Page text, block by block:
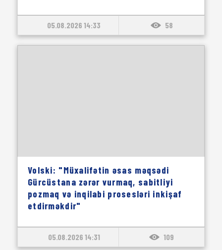
05.08.2026 14:33 58
Volski: "Müxalifətin əsas məqsədi
Gürcüstana zərər vurmaq, sabitliyi
pozmaq və inqilabi prosesləri inkişaf
etdirməkdir"
05.08.2026 14:31 109